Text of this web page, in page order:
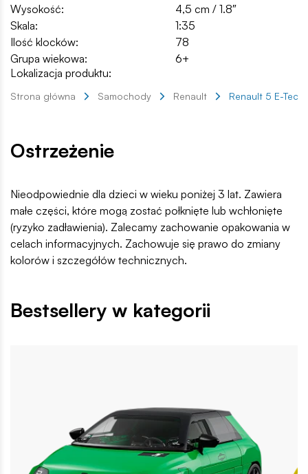
Wysokość:
4,5 cm / 1.8″
Skala:
1:35
Ilość klocków:
78
Grupa wiekowa:
6+
Lokalizacja produktu:
Strona główna Samochody Renault Renault 5 E-Tech
Ostrzeżenie
Nieodpowiednie dla dzieci w wieku poniżej 3 lat. Zawiera
małe części, które mogą zostać połknięte lub wchłonięte
(ryzyko zadławienia). Zalecamy zachowanie opakowania w
celach informacyjnych. Zachowuje się prawo do zmiany
kolorów i szczegółów technicznych.
Bestsellery w kategorii